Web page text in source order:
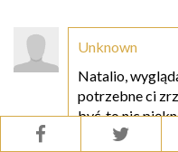
Unknown
Natalio,
potrzebne ci
być, to nic
wartość i nie